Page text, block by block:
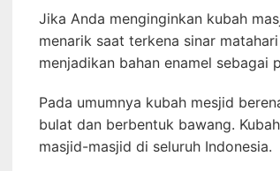
Jika Anda menginginkan kubah
menarik saat terkena sinar
menjadikan bahan enamel sebagai
Pada umumnya kubah mesjid
bulat dan berbentuk bawang.
masjid-masjid di seluruh Indonesia.